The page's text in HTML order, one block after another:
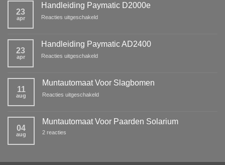
23
apr
Handleiding Paymatic D2000e
Reacties uitgeschakeldvoor
D2000e
23
apr
Handleiding Paymatic AD2400
Reacties uitgeschakeldvoor
AD2400
11
aug
Muntautomaat Voor Slagbomen
Reacties uitgeschakeldvoor
Slagbomen
04
aug
Muntautomaat Voor Paarden Solarium
2 reacties